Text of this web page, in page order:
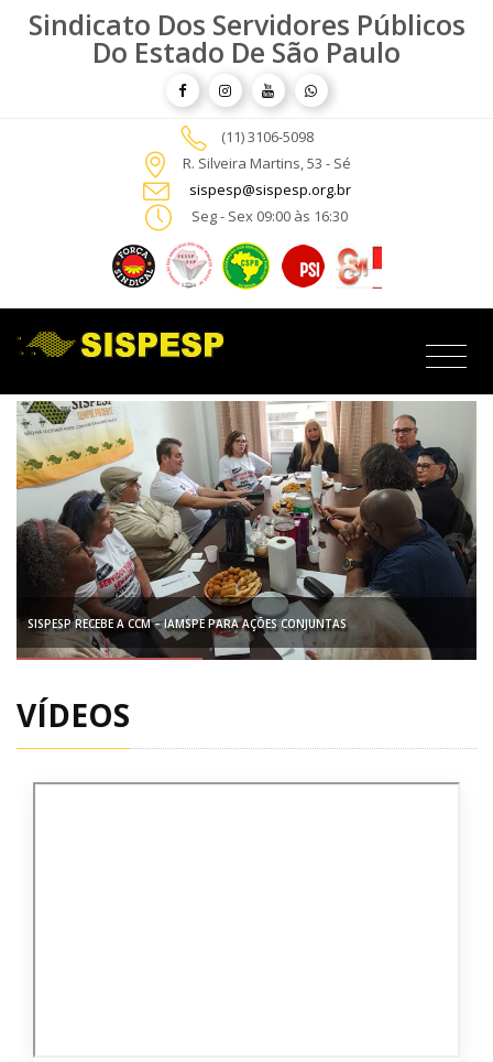
Sindicato Dos Servidores Públicos
Do Estado De São Paulo
(11) 3106-5098
R. Silveira Martins, 53 - Sé
sispesp@sispesp.org.br
Seg - Sex 09:00 às 16:30
SISPESP RECEBE A CCM – IAMSPE PARA AÇÕES CONJUNTAS
VÍDEOS